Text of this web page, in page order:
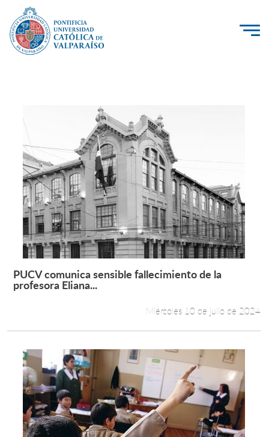
PUCV Internacional
Vinculación con el Medio
Admisión
Pregrado
Postgrado
Formación Continua
Funcionarios
Alumni
English
Leer más +
PUCV comunica sensible fallecimiento de la
profesora Eliana...
Miércoles 10 de julio de 2024